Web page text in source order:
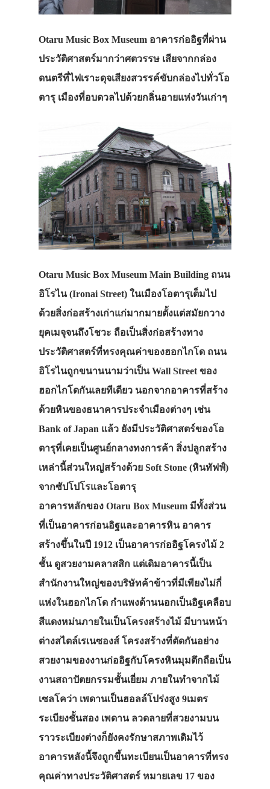
Otaru Music Box Museum อาคารก่ออิฐที่ผ่าน
ประวัติศาสตร์มากว่าศตวรรษ เสียจากกล่อง
ดนตรีที่ไฟเราะดุจเสียงสวรรค์ขับกล่องไปทั่วโอ
ตารุ เมืองที่อบดวลไปด้วยกลิ่นอายแห่งวันเก่าๆ
Otaru Music Box Museum Main Building ถนน
อิโรไน (Ironai Street) ในเมืองโอตารุเต็มไป
ด้วยสิ่งก่อสร้างเก่าแก่มากมายตั้งแต่สมัยกวาง
ยุคเมจุจนถึงโชวะ ถือเป็นสิ่งก่อสร้างทาง
ประวัติศาสตร์ที่ทรงคุณค่าของฮอกไกโด ถนน
อิโรไนถูกขนานนามว่าเป็น Wall Street ของ
ฮอกไกโดกันเลยทีเดียว นอกจากอาคารที่สร้าง
ด้วยหินของธนาคารประจำเมืองต่างๆ เช่น
Bank of Japan แล้ว ยังมีประวัติศาสตร์ของโอ
ตารุที่เคยเป็นศูนย์กลางทงการค้า สิ่งปลูกสร้าง
เหล่านี้ส่วนใหญ่สร้างด้วย Soft Stone (หินทัฟฟ์)
จากซัปโปโรและโอตารุ
อาคารหลักของ Otaru Box Museum มีทั้งส่วน
ที่เป็นอาคารก่อนอิฐและอาคารหิน อาคาร
สร้างขึ้นในปี 1912 เป็นอาคารก่ออิฐโครงไม้ 2
ชั้น ดูสวยงามคลาสสิก แต่เดิมอาคารนี้เป็น
สำนักงานใหญ่ของบริษัทค้าข้าวที่มีเพียงไม่กี่
แห่งในฮอกไกโด กำแพงด้านนอกเป็นอิฐเคลือบ
สีแดงหม่นภายในเป็นโครงสร้างไม้ มีบานหน้า
ต่างสไตล์เรเนซองส์ โครงสร้างที่ตัดกันอย่าง
สวยงามของงานก่ออิฐกับโครงหินมุมตึกถือเป็น
งานสถาปัตยกรรมชั้นเยี่ยม ภายในทำจากไม้
เซลโคว่า เพดานเป็นฮอลล์โปร่งสูง 9เมตร
ระเบียงชั้นสอง เพดาน ลวดลายที่สวยงามบน
ราวระเบียงต่างก็ยังคงรักษาสภาพเดิมไว้
อาคารหลังนี้จึงถูกขึ้นทะเบียนเป็นอาคารที่ทรง
คุณค่าทางประวัติศาสตร์ หมายเลข 17 ของ